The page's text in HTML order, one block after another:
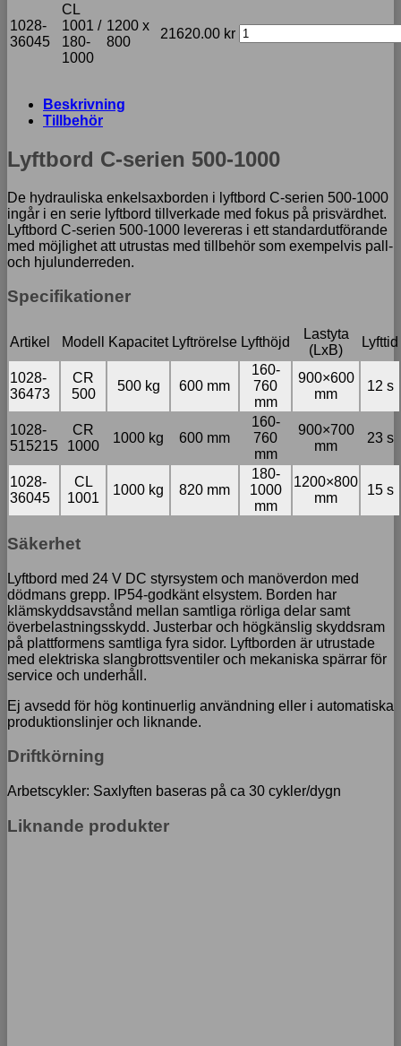
1028-
36045
CL
1001 /
180-
1000
1200 x
800
21620.00 kr
Beskrivning
Tillbehör
Lyftbord C-serien 500-1000
De hydrauliska enkelsaxborden i lyftbord C-serien 500-1000
ingår i en serie lyftbord tillverkade med fokus på prisvärdhet.
Lyftbord C-serien 500-1000 levereras i ett standardutförande
med möjlighet att utrustas med tillbehör som exempelvis pall-
och hjulunderreden.
Specifikationer
Artikel Modell Kapacitet Lyftrörelse Lyfthöjd
Lastyta
(LxB)
Lyfttid
1028-
36473
CR
500
500 kg 600 mm
160-
760
mm
900×600
mm
12 s
1028-
515215
CR
1000
1000 kg 600 mm
160-
760
mm
900×700
mm
23 s
1028-
36045
CL
1001
1000 kg 820 mm
180-
1000
mm
1200×800
mm
15 s
Säkerhet
Lyftbord med 24 V DC styrsystem och manöverdon med
dödmans grepp. IP54-godkänt elsystem. Borden har
klämskyddsavstånd mellan samtliga rörliga delar samt
överbelastningsskydd. Justerbar och högkänslig skyddsram
på plattformens samtliga fyra sidor. Lyftborden är utrustade
med elektriska slangbrottsventiler och mekaniska spärrar för
service och underhåll.
Ej avsedd för hög kontinuerlig användning eller i automatiska
produktionslinjer och liknande.
Driftkörning
Arbetscykler: Saxlyften baseras på ca 30 cykler/dygn
Liknande produkter